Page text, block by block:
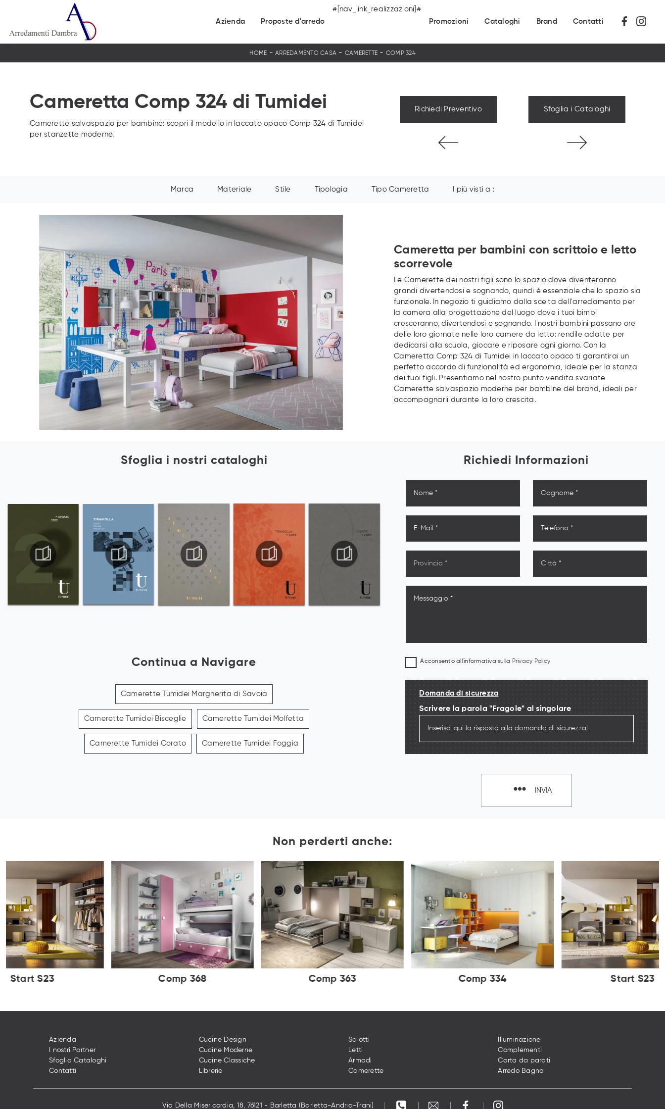
Azienda Proposte d'arredo
#[nav_link_realizzazioni]#
Promozioni
Cataloghi Brand Contatti
HOME - ARREDAMENTO CASA - CAMERETTE - COMP 324
Cameretta Comp 324 di Tumidei
Camerette salvaspazio per bambine: scopri il modello in laccato opaco Comp 324 di Tumidei
per stanzette moderne.
Richiedi Preventivo Sfoglia i Cataloghi
Marca Materiale Stile Tipologia Tipo Cameretta I più visti a :
Cameretta per bambini con scrittoio e letto
scorrevole
Le Camerette dei nostri figli sono lo spazio dove diventeranno
grandi divertendosi e sognando, quindi è essenziale che lo spazio sia
funzionale. In negozio ti guidiamo dalla scelta dell'arredamento per
la camera alla progettazione del luogo dove i tuoi bimbi
cresceranno, divertendosi e sognando. I nostri bambini passano ore
delle loro giornate nelle loro camere da letto: rendile adatte per
dedicarsi alla scuola, giocare e riposare ogni giorno. Con la
Cameretta Comp 324 di Tumidei in laccato opaco ti garantirai un
perfetto accordo di funzionalità ed ergonomia, ideale per la stanza
dei tuoi figli. Presentiamo nel nostro punto vendita svariate
Camerette salvaspazio moderne per bambine del brand, ideali per
accompagnarli durante la loro crescita.
Sfoglia i nostri cataloghi
Continua a Navigare
Camerette Tumidei Margherita di Savoia
Camerette Tumidei Bisceglie Camerette Tumidei Molfetta
Camerette Tumidei Corato Camerette Tumidei Foggia
Richiedi Informazioni
Acconsento all'informativa sulla Privacy Policy
Domanda di sicurezza
Scrivere la parola "Fragole" al singolare
INVIA
Non perderti anche:
Start S23 Comp 368 Comp 363 Comp 334 Start S23
Azienda
I nostri Partner
Sfoglia Cataloghi
Contatti
Cucine Design
Cucine Moderne
Cucine Classiche
Librerie
Salotti
Letti
Armadi
Camerette
Illuminazione
Complementi
Carta da parati
Arredo Bagno
Via Della Misericordia, 18, 76121 - Barletta (Barletta-Andria-Trani)